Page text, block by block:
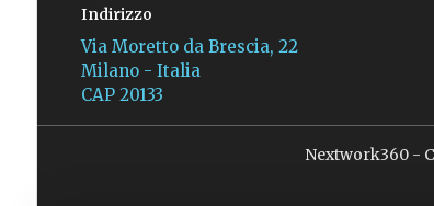
Indirizzo
Via Moretto da Brescia, 22
Milano - Italia
CAP 20133
Nextwork360 -